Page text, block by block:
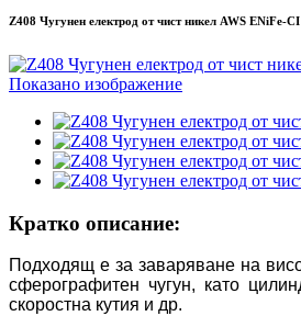
Z408 Чугунен електрод от чист никел AWS ENiFe-CI
Кратко описание:
Подходящ е за заваряване на
сферографитен чугун, като
скоростна кутия и др.